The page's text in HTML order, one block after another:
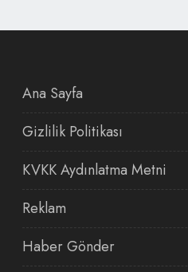
Ana Sayfa
Gizlilik Politikası
KVKK Aydınlatma Metni
Reklam
Haber Gönder